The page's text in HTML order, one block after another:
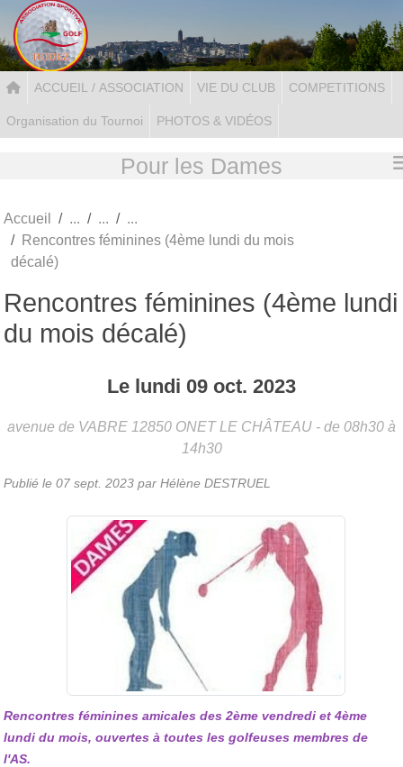
ACCUEIL / ASSOCIATION VIE DU CLUB COMPETITIONS
Organisation du Tournoi PHOTOS & VIDÉOS
Pour les Dames
Accueil
Rencontres féminines (4ème lundi du mois
décalé)
Rencontres féminines (4ème lundi
du mois décalé)
Le lundi 09 oct. 2023
avenue de VABRE 12850 ONET LE CHÂTEAU - de 08h30 à
14h30
Publié le 07 sept. 2023 par Hélène DESTRUEL
Rencontres féminines amicales des 2ème vendredi et 4ème
lundi du mois, ouvertes à toutes les golfeuses membres de
l'AS.
Panneau de gestion des cookies